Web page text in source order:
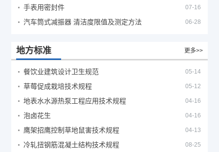
手表用密封件 07-16
汽车筒式减振器 清洁度限值及测定方法 06-28
地方标准 更多>>
餐饮业建筑设计卫生规范 05-14
草莓促成栽培技术规程 05-12
地表水水源热泵工程应用技术规程 04-16
泡卤花生 04-16
鹰架招鹰控制草地鼠害技术规程 04-13
冷轧扭钢筋混凝土结构技术规程 08-25